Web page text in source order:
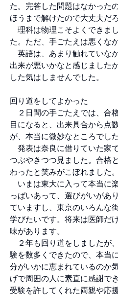
た。完答した問題はなかった
ほうまで解けたので大丈夫だ
理科は物理こそよくできま
た。ただ、手ごたえは悪くな
英語は、あまり触れていな
出来が悪いかなと感じました
した気はしませんでした。
回り道をしてよかった
２日間の手ごたえでは、合
目になると、出来具合から点
が、本当に微妙なところでした
発表は奈良に借りていた家
つぶやきつつ見ました。合格
わったと笑みがこぼれました。
いまは東大に入って本当に
っぱいあって、選びがいがあ
ていますし、東京のいろんな
学びたいです。将来は医師だ
味があります。
２年も回り道をしましたが
験を数多くできたので、本当
分がいかに恵まれているのか
げで周囲の人に素直に感謝で
受験を許してくれた両親や応